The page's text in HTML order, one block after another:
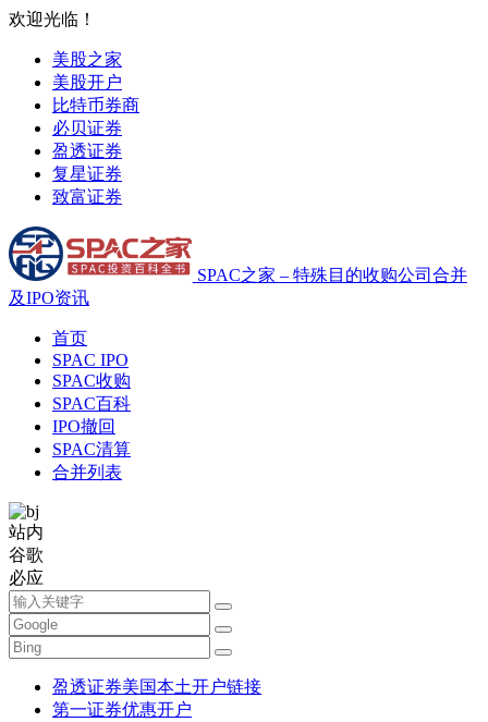
欢迎光临！
美股之家
美股开户
比特币券商
必贝证券
盈透证券
复星证券
致富证券
SPAC之家 – 特殊目的收购公司合并
及IPO资讯
首页
SPAC IPO
SPAC收购
SPAC百科
IPO撤回
SPAC清算
合并列表
站内
谷歌
必应
盈透证券美国本土开户链接
第一证券优惠开户